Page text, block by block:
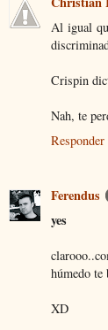
Al igual
Crispin
Nah, te
Responder
Ferendus
yes
húmedo te
XD